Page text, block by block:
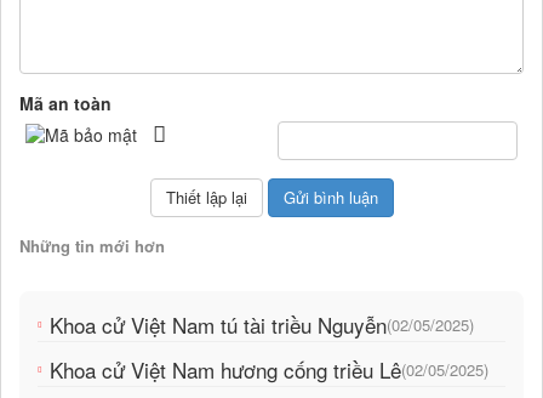
Mã an toàn
Những tin mới hơn
Khoa cử Việt Nam tú tài triều Nguyễn(02/05/2025)
Khoa cử Việt Nam hương cống triều Lê(02/05/2025)